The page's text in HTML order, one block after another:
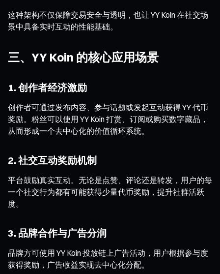
这种架构不仅保障交易安全与透明，也让 YY Koin 在社交场
景中具备实时互动的性能基础。
三、YY Koin 的核心应用场景
1. 创作者经济激励
创作者可通过发布内容、参与话题或发起互动获得 YY 代币
奖励。粉丝可以使用 YY Koin 打赏、订阅或购买数字藏品，
从而形成一个去中心化的价值循环系统。
2. 社交互动奖励机制
平台鼓励真实互动。无论是点赞、评论还是转发，用户的每
一个社交行为都有可能获得少量代币奖励，提升社群活跃
度。
3. 品牌合作与广告分润
品牌方可使用 YY Koin 投放链上广告活动，用户根据参与度
获得奖励，广告收益实现去中心化分配。